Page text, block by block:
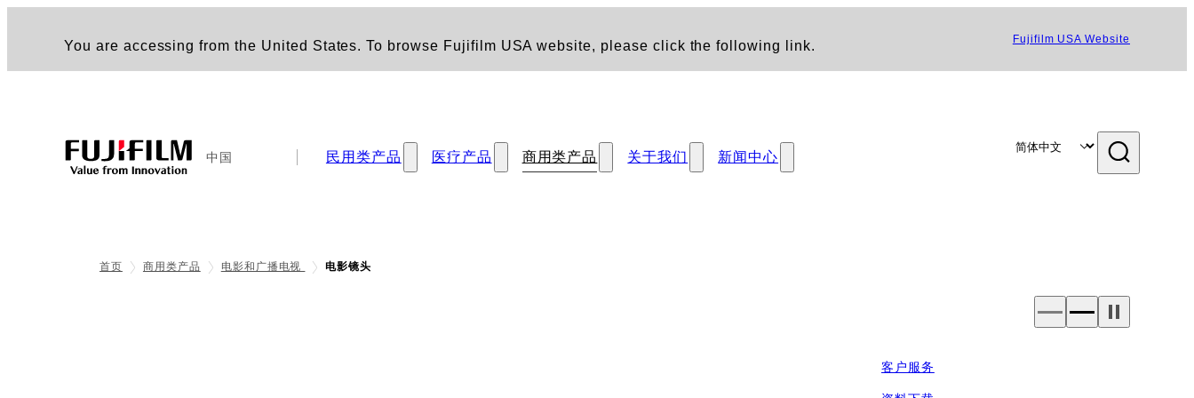
You are accessing from the United States. To browse Fujifilm USA website, please click the following link. Fujifilm USA Website
中国 民用类产品 医疗产品 商用类产品 关于我们 新闻中心
首页 商用类产品 电影和广播电视 电影镜头
客户服务